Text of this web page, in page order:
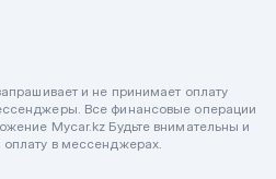
и не принимает оплату
Все финансовые операции
Mycar.kz Будьте внимательны и
в мессенджерах.